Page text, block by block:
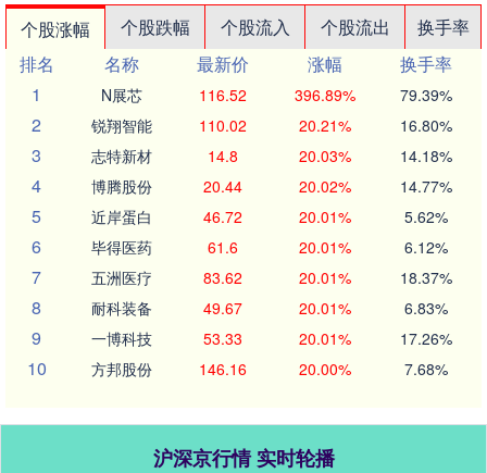
个股涨幅 个股跌幅 个股流入 个股流出
换手率
排名
名称 最新价 涨幅
换手率
1
N展芯 116.52 396.89% 79.39%
2 锐翔智能 110.02 20.21% 16.80%
3 志特新材 14.8 20.03% 14.18%
4 博腾股份 20.44 20.02% 14.77%
5 近岸蛋白 46.72 20.01% 5.62%
6 毕得医药 61.6 20.01% 6.12%
7 五洲医疗 83.62 20.01% 18.37%
8 耐科装备 49.67 20.01% 6.83%
9 一博科技 53.33 20.01% 17.26%
10 方邦股份 146.16 20.00% 7.68%
沪深京行情 实时轮播